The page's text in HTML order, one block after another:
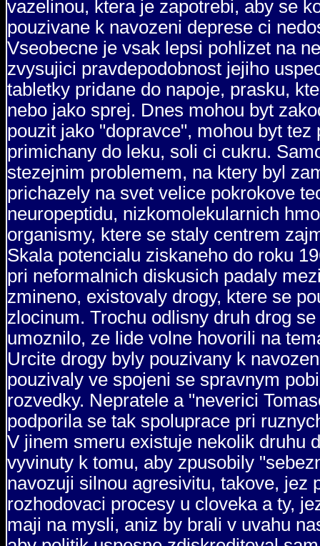
vazelinou, ktera je zapotrebi, aby se
pouzivane k navozeni deprese ci
Vseobecne je vsak lepsi pohlizet na
zvysujici pravdepodobnost jejiho
tabletky pridane do napoje, prasku,
nebo jako sprej. Dnes mohou byt
pouzit jako "dopravce", mohou byt
primichany do leku, soli ci cukru.
stezejnim problemem, na ktery byl
prichazely na svet velice pokrokove
neuropeptidu, nizkomolekularnich
organismy, ktere se staly centrem
Skala potencialu ziskaneho do roku
pri neformalnich diskusich padaly
zmineno, existovaly drogy, ktere se
zlocinum. Trochu odlisny druh drog
umoznilo, ze lide volne hovorili na
Urcite drogy byly pouzivany k
pouzivaly ve spojeni se spravnym
rozvedky. Nepratele a "neverici
podporila se tak spoluprace pri
V jinem smeru existuje nekolik druhu
vyvinuty k tomu, aby zpusobily
navozuji silnou agresivitu, takove, jez
rozhodovaci procesy u cloveka a ty,
maji na mysli, aniz by brali v uvahu